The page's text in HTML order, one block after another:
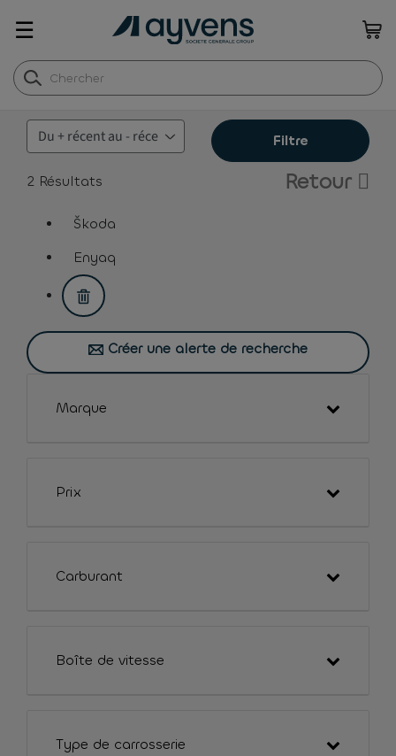
☰
Filtre
2 Résultats Retour
Škoda
Enyaq
assistive.text.remove.filter.button
Créer une alerte de recherche
Marque
Prix
Carburant
Boîte de vitesse
Type de carrosserie